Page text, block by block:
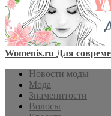
Womenis.ru Для
Новости моды
Мода
Знаменитости
Волосы